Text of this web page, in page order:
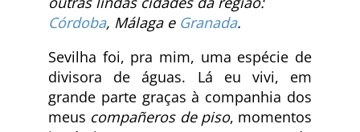
Córdoba, Málaga e Granada.
Sevilha foi, pra mim, uma espécie de
divisora de águas. Lá eu vivi, em
grande parte graças à companhia dos
meus compañeros de piso, momentos